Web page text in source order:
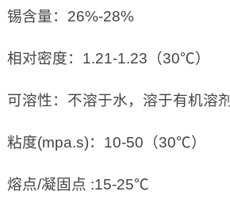
锡含量：26%-28%
相对密度：1.21-1.23（30℃）
可溶性：不溶于水，溶于有机溶剂
粘度(mpa.s)：10-50（30℃）
熔点/凝固点 :15-25℃